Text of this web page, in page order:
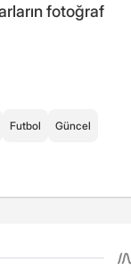
fotoğraf
Futbol Güncel